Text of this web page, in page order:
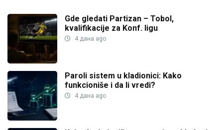
Gde gledati Partizan – Tobol,
kvalifikacije za Konf. ligu
4 дана ago
Paroli sistem u kladionici: Kako
funkcioniše i da li vredi?
4 дана ago